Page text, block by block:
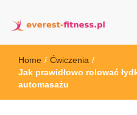
everest-fitness.pl
Home / Ćwiczenia /
Jak prawidłowo rolować
automasażu